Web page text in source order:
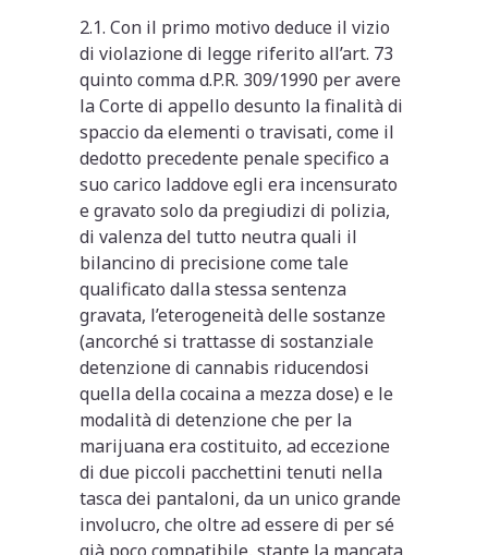
2.1. Con il primo motivo deduce il vizio
di violazione di legge riferito all’art. 73
quinto comma d.P.R. 309/1990 per avere
la Corte di appello desunto la finalità di
spaccio da elementi o travisati, come il
dedotto precedente penale specifico a
suo carico laddove egli era incensurato
e gravato solo da pregiudizi di polizia,
di valenza del tutto neutra quali il
bilancino di precisione come tale
qualificato dalla stessa sentenza
gravata, l’eterogeneità delle sostanze
(ancorché si trattasse di sostanziale
detenzione di cannabis riducendosi
quella della cocaina a mezza dose) e le
modalità di detenzione che per la
marijuana era costituito, ad eccezione
di due piccoli pacchettini tenuti nella
tasca dei pantaloni, da un unico grande
involucro, che oltre ad essere di per sé